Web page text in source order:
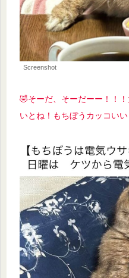
Screenshot
🤣そーだ、そーだーー！！
いとね！ もちぼうカッコいい